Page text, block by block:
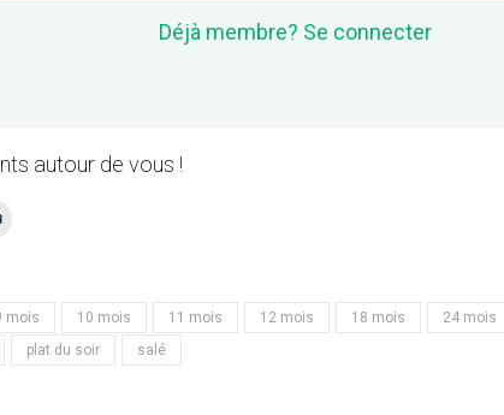
Déjà membre? Se connecter
autour de vous !
mois 10 mois 11 mois 12 mois 18 mois 24 mois
plat du soir salé